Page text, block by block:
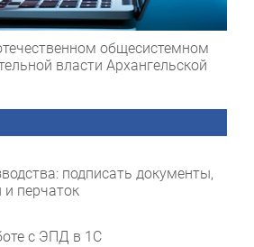
общесистемном
власти Архангельской
подписать документы,
и перчаток
с ЭПД в 1С